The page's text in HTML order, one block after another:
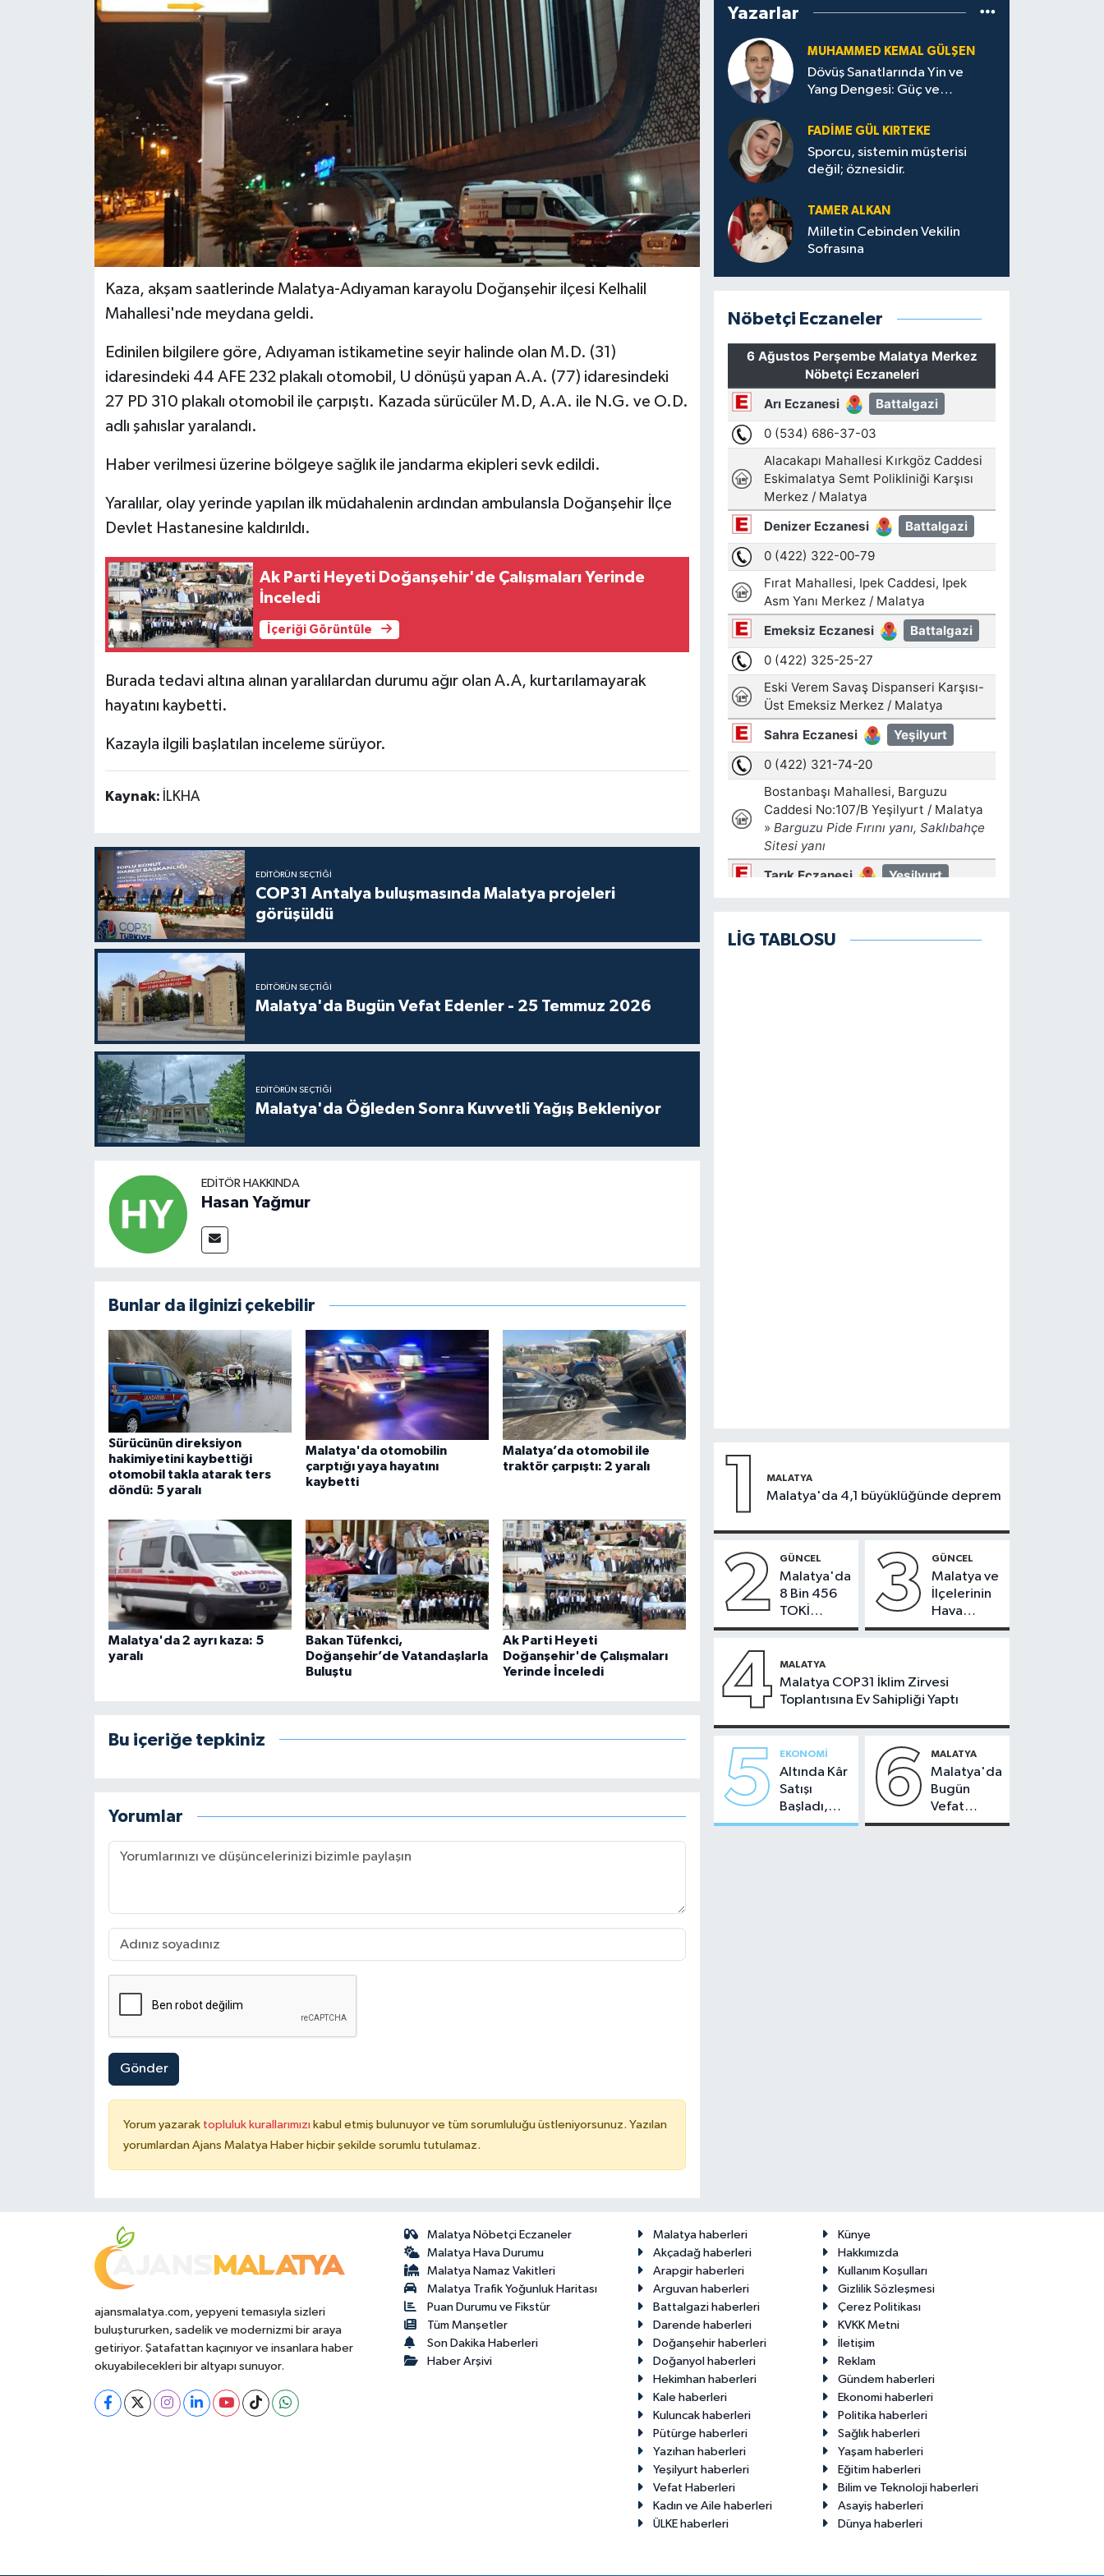
Kaza, akşam saatlerinde Malatya-Adıyaman karayolu Doğanşehir ilçesi Kelhalil
Mahallesi'nde meydana geldi.
Edinilen bilgilere göre, Adıyaman istikametine seyir halinde olan M.D. (31)
idaresindeki 44 AFE 232 plakalı otomobil, U dönüşü yapan A.A. (77) idaresindeki
27 PD 310 plakalı otomobil ile çarpıştı. Kazada sürücüler M.D, A.A. ile N.G. ve O.D.
adlı şahıslar yaralandı.
Haber verilmesi üzerine bölgeye sağlık ile jandarma ekipleri sevk edildi.
Yaralılar, olay yerinde yapılan ilk müdahalenin ardından ambulansla Doğanşehir İlçe
Devlet Hastanesine kaldırıldı.
Ak Parti Heyeti Doğanşehir'de Çalışmaları Yerinde
İnceledi
İçeriği Görüntüle
Burada tedavi altına alınan yaralılardan durumu ağır olan A.A, kurtarılamayarak
hayatını kaybetti.
Kazayla ilgili başlatılan inceleme sürüyor.
Kaynak: İLKHA
EDITÖRÜN SEÇTIĞI
COP31 Antalya buluşmasında Malatya projeleri
görüşüldü
EDITÖRÜN SEÇTIĞI
Malatya'da Bugün Vefat Edenler - 25 Temmuz 2026
EDITÖRÜN SEÇTIĞI
Malatya'da Öğleden Sonra Kuvvetli Yağış Bekleniyor
EDITÖR HAKKINDA
Hasan Yağmur
Bunlar da ilginizi çekebilir
Sürücünün direksiyon
hakimiyetini kaybettiği
otomobil takla atarak ters
döndü: 5 yaralı
Malatya'da otomobilin
çarptığı yaya hayatını
kaybetti
Malatya’da otomobil ile
traktör çarpıştı: 2 yaralı
Malatya'da 2 ayrı kaza: 5
yaralı
Bakan Tüfenkci,
Doğanşehir’de Vatandaşlarla
Buluştu
Ak Parti Heyeti
Doğanşehir'de Çalışmaları
Yerinde İnceledi
Bu içeriğe tepkiniz
Yorumlar
Gönder
Yorum yazarak topluluk kurallarımızı kabul etmiş bulunuyor ve tüm sorumluluğu üstleniyorsunuz. Yazılan
yorumlardan Ajans Malatya Haber hiçbir şekilde sorumlu tutulamaz.
Yazarlar
MUHAMMED KEMAL GÜLŞEN
Dövüş Sanatlarında Yin ve
Yang Dengesi: Güç ve
FADIME GÜL KIRTEKE
Sporcu, sistemin müşterisi
değil; öznesidir.
TAMER ALKAN
Milletin Cebinden Vekilin
Sofrasına
Nöbetçi Eczaneler
LİG TABLOSU
1 MALATYA
Malatya'da 4,1 büyüklüğünde deprem
2 GÜNCEL
Malatya'da
8 Bin 456
TOKİ
Konutunun
Bugün
Çekiliyor
3 GÜNCEL
Malatya ve
İlçelerinin
Hava
Durumu -
2026
4 MALATYA
Malatya COP31 İklim Zirvesi
Toplantısına Ev Sahipliği Yaptı
5 EKONOMI
Altında Kâr
Satışı
Başladı,
Malatya'da
6 MALATYA
Malatya'da
Bugün
Vefat
Edenler -
ajansmalatya.com, yepyeni temasıyla sizleri
buluştururken, sadelik ve modernizmi bir araya
getiriyor. Şatafattan kaçınıyor ve insanlara haber
okuyabilecekleri bir altyapı sunuyor.
Malatya Nöbetçi Eczaneler
Malatya Hava Durumu
Malatya Namaz Vakitleri
Malatya Trafik Yoğunluk Haritası
Puan Durumu ve Fikstür
Tüm Manşetler
Son Dakika Haberleri
Haber Arşivi
Malatya haberleri
Künye
Akçadağ haberleri
Hakkımızda
Arapgir haberleri
Kullanım Koşulları
Arguvan haberleri
Gizlilik Sözleşmesi
Battalgazi haberleri
Çerez Politikası
Darende haberleri
KVKK Metni
Doğanşehir haberleri
İletişim
Doğanyol haberleri
Reklam
Hekimhan haberleri
Gündem haberleri
Kale haberleri
Ekonomi haberleri
Kuluncak haberleri
Politika haberleri
Pütürge haberleri
Sağlık haberleri
Yazıhan haberleri
Yaşam haberleri
Yeşilyurt haberleri
Eğitim haberleri
Vefat Haberleri
Bilim ve Teknoloji haberleri
Kadın ve Aile haberleri
Asayiş haberleri
ÜLKE haberleri
Dünya haberleri
Teknoloji